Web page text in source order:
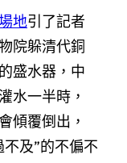
地引了記者
院躲清代銅
盛水器，中
水一半時，
傾覆倒出，
及”的不偏不